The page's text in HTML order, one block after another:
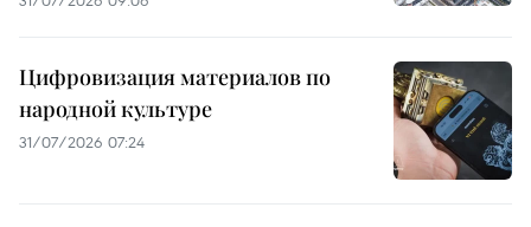
Цифровизация материалов по
народной культуре
31/07/2026 07:24